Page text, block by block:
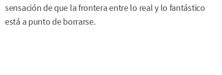
sensación de que la frontera entre lo real y lo fantástico
está a punto de borrarse.